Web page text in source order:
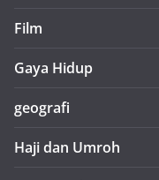
Film
Gaya Hidup
geografi
Haji dan Umroh